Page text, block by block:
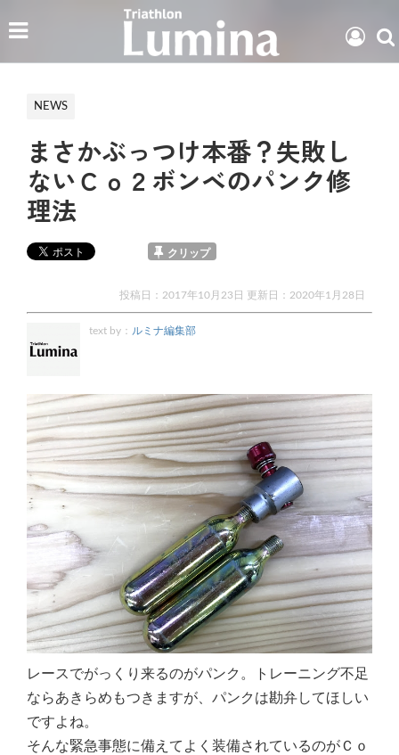
NEWS
まさかぶっつけ本番？失敗し
ないＣｏ２ボンベのパンク修
理法
クリップ
投稿日：2017年10月23日 更新日： 2020年1月28日
text by： ルミナ編集部
レースでがっくり来るのがパンク。トレーニング不足
ならあきらめもつきますが、パンクは勘弁してほしい
ですよね。
そんな緊急事態に備えてよく装備されているのがＣｏ